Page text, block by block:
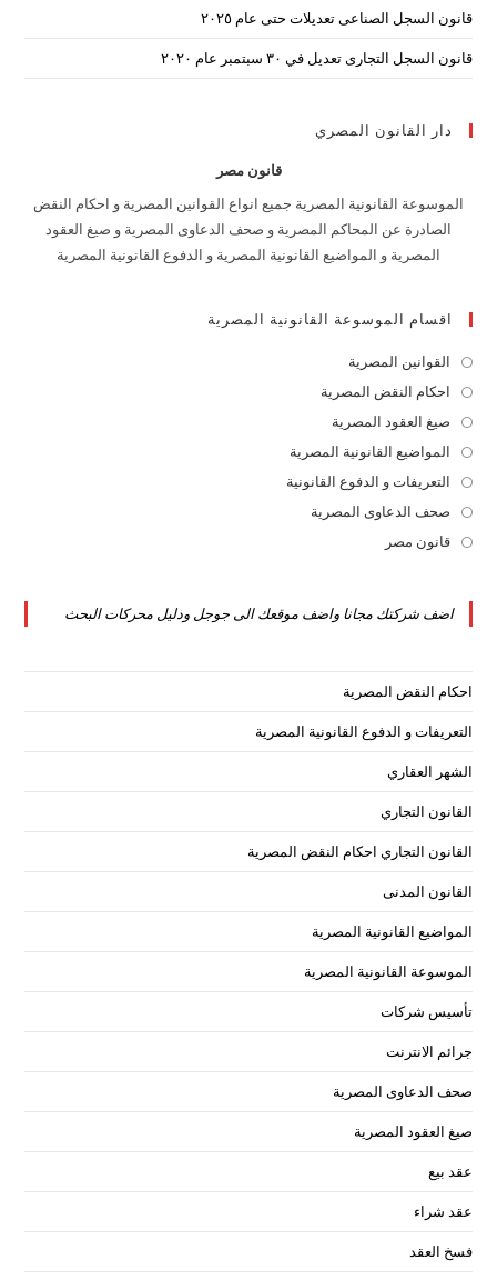
قانون السجل الصناعى تعديلات حتى عام ٢٠٢٥
قانون السجل التجارى تعديل في ٣٠ سبتمبر عام ٢٠٢٠
دار القانون المصري
قانون مصر
الموسوعة القانونية المصرية جميع انواع القوانين المصرية و احكام النقض
الصادرة عن المحاكم المصرية و صحف الدعاوى المصرية و صيغ العقود
المصرية و المواضيع القانونية المصرية و الدفوع القانونية المصرية
اقسام الموسوعة القانونية المصرية
القوانين المصرية
in
a
new
tab
احكام النقض المصرية
a
new
صيغ العقود المصرية
in
a
new
المواضيع القانونية المصرية
inالتعريفات و الدفوع القانونية
صحف الدعاوى المصرية
tab
قانون مصر
new
اضف شركتك مجانا واضف موقعك الى جوجل ودليل محركات البحث
احكام النقض المصرية
التعريفات و الدفوع القانونية المصرية
الشهر العقاري
القانون التجاري
القانون التجاري احكام النقض المصرية
القانون المدنى
المواضيع القانونية المصرية
الموسوعة القانونية المصرية
تأسيس شركات
جرائم الانترنت
صحف الدعاوى المصرية
صيغ العقود المصرية
عقد بيع
عقد شراء
فسخ العقد